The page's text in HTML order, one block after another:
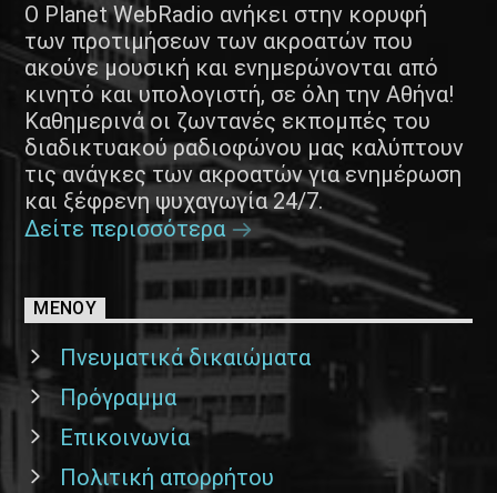
Ο Planet WebRadio ανήκει στην κορυφή
των προτιμήσεων των ακροατών που
ακούνε μουσική και ενημερώνονται από
κινητό και υπολογιστή, σε όλη την Αθήνα!
Καθημερινά οι ζωντανές εκπομπές του
διαδικτυακού ραδιοφώνου μας καλύπτουν
τις ανάγκες των ακροατών για ενημέρωση
και ξέφρενη ψυχαγωγία 24/7.
Δείτε περισσότερα
ΜΕΝΟΥ
Πνευματικά δικαιώματα
Πρόγραμμα
Επικοινωνία
Πολιτική απορρήτου